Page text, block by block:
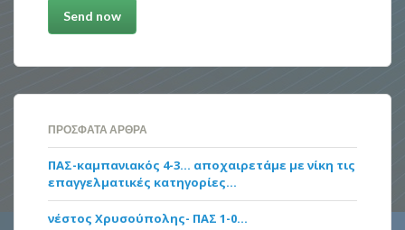
ΠΡΌΣΦΑΤΑ ΆΡΘΡΑ
ΠΑΣ-καμπανιακός 4-3… αποχαιρετάμε με νίκη τις
επαγγελματικές κατηγορίες…
νέστος Χρυσούπολης- ΠΑΣ 1-0…